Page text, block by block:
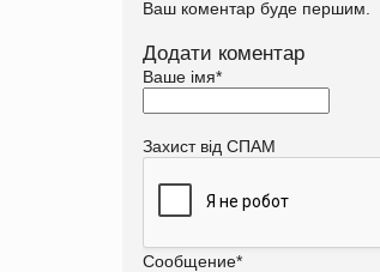
Ваш коментар буде першим.
Додати коментар
Ваше імя*
Захист від СПАМ
Сообщение*